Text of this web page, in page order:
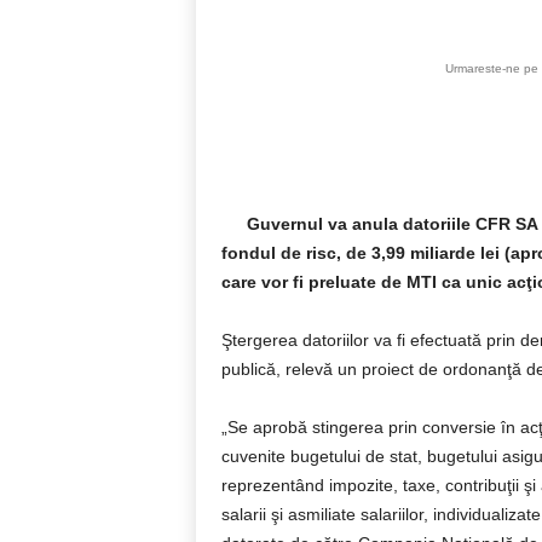
Urmareste-ne
Guvernul va anula datoriile CFR
fondul de risc, de 3,99 miliarde lei
care vor fi preluate de MTI ca unic
Ştergerea datoriilor va fi efectuată prin
publică, relevă un proiect de ordonanţă
„Se aprobă stingerea prin conversie în
cuvenite bugetului de stat, bugetului
reprezentând impozite, taxe, contribuţii
salarii şi asmiliate salariilor,